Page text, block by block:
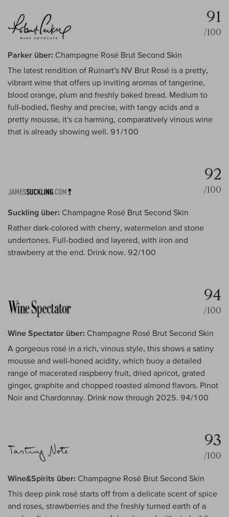
91
/100
Parker über: Champagne Rosé Brut Second Skin
The latest rendition of Ruinart's NV Brut Rosé is a pretty,
vibrant wine that offers up inviting aromas of tangerine,
blood orange, plum and freshly baked bread. Medium to
full-bodied, fleshy and precise, with tangy acids and a
pretty mousse, it's ca harming, comparatively vinous wine
that is already showing well. 91/100
92
/100
Suckling über: Champagne Rosé Brut Second Skin
Rather dark-colored with cherry, watermelon and stone
undertones. Full-bodied and layered, with iron and
strawberry at the end. Drink now. 92/100
94
/100
Wine Spectator über: Champagne Rosé Brut Second Skin
A gorgeous rosé in a rich, vinous style, this shows a satiny
mousse and well-honed acidity, which buoy a detailed
range of macerated raspberry fruit, dried apricot, grated
ginger, graphite and chopped roasted almond flavors. Pinot
Noir and Chardonnay. Drink now through 2025. 94/100
93
/100
Wine&Spirits über: Champagne Rosé Brut Second Skin
This deep pink rosé starts off from a delicate scent of spice
and roses, strawberries and the freshly turned earth of a